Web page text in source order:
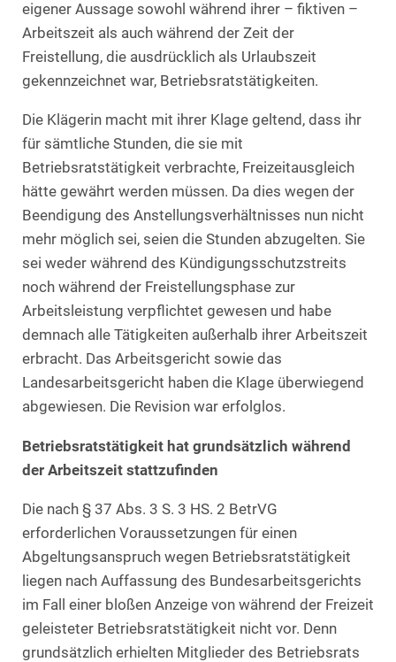
eigener Aussage sowohl während ihrer – fiktiven –
Arbeitszeit als auch während der Zeit der
Freistellung, die ausdrücklich als Urlaubszeit
gekennzeichnet war, Betriebsratstätigkeiten.
Die Klägerin macht mit ihrer Klage geltend, dass ihr
für sämtliche Stunden, die sie mit
Betriebsratstätigkeit verbrachte, Freizeitausgleich
hätte gewährt werden müssen. Da dies wegen der
Beendigung des Anstellungsverhältnisses nun nicht
mehr möglich sei, seien die Stunden abzugelten. Sie
sei weder während des Kündigungsschutzstreits
noch während der Freistellungsphase zur
Arbeitsleistung verpflichtet gewesen und habe
demnach alle Tätigkeiten außerhalb ihrer Arbeitszeit
erbracht. Das Arbeitsgericht sowie das
Landesarbeitsgericht haben die Klage überwiegend
abgewiesen. Die Revision war erfolglos.
Betriebsratstätigkeit hat grundsätzlich während
der Arbeitszeit stattzufinden
Die nach § 37 Abs. 3 S. 3 HS. 2 BetrVG
erforderlichen Voraussetzungen für einen
Abgeltungsanspruch wegen Betriebsratstätigkeit
liegen nach Auffassung des Bundesarbeitsgerichts
im Fall einer bloßen Anzeige von während der Freizeit
geleisteter Betriebsratstätigkeit nicht vor. Denn
grundsätzlich erhielten Mitglieder des Betriebsrats